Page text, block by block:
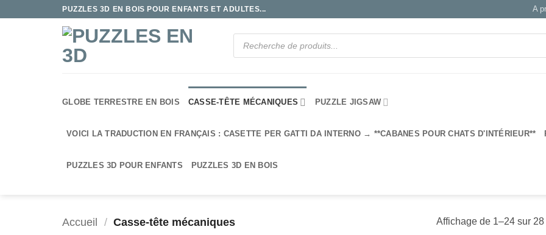
PUZZLES 3D EN BOIS POUR ENFANTS ET ADULTES... A
Recherche
GLOBE TERRESTRE EN BOIS CASSE-TÊTE MÉCANIQUES PUZZLE JIGSAW
VOICI LA TRADUCTION EN FRANÇAIS : CASETTE PER GATTI DA INTERNO → **CABANES POUR CHATS D'INTÉRIEUR**
PUZZLES 3D POUR ENFANTS PUZZLES 3D EN BOIS
Accueil / Casse-tête mécaniques Affichage de 1–24 sur